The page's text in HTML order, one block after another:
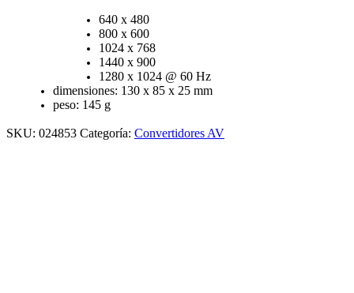
640 x 480
800 x 600
1024 x 768
1440 x 900
1280 x 1024 @ 60 Hz
dimensiones: 130 x 85 x 25 mm
peso: 145 g
SKU: 024853 Categoría: Convertidores AV